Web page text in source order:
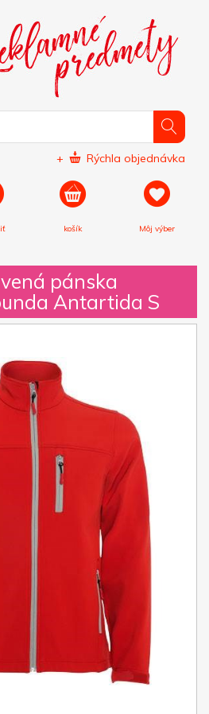
+ Rýchla objednávka
košík Môj výber
pánska
Antartida S